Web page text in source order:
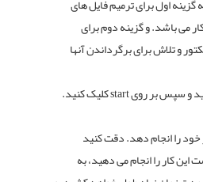
اول برای ترمیم فایل های
باشد. و گزینه دوم برای
و تلاش برای برگرداندن آنها
هر دو گزینه را انتخاب کنید و سپس بر روی start کلیک کنید.
خود را انجام دهد. دقت کنید
این کار را انجام می دهید، به